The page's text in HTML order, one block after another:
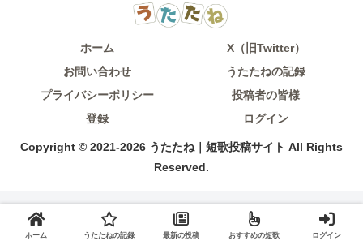
ホーム
X（旧Twitter）
お問い合わせ
うたたねの記録
プライバシーポリシー
投稿者の皆様
登録
ログイン
Copyright © 2021-2026 うたたね｜短歌投稿サイト All Rights
Reserved.
ホーム うたたねの記録 最新の投稿 おすすめの短歌 ログイン